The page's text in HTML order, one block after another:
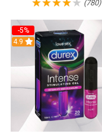
(780)
-5%
4.9